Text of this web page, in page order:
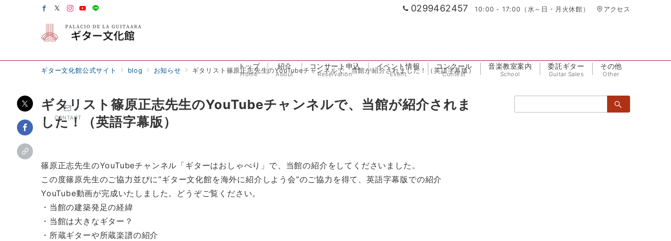
0299462457 10:00 - 17:00（水～日・月火休館） アクセス
トップ
Home
紹介
About
コンサート申込
Reservation
イベント情報
Event
コンクール
Contest
音楽教室案内
School
委託ギター
Guitar Sales
その他
Other
CONTACT
ギター文化館公式サイト blog お知らせ ギタリスト篠原正志先生のYouTubeチャンネルで、当館が紹介されました！（英語字幕版）
ギタリスト篠原正志先生のYouTubeチャンネルで、当館が紹介されま
した！（英語字幕版）
篠原正志先生のYouTubeチャンネル「ギターはおしゃべり」で、当館の紹介をしてくださいました。
この度篠原先生のご協力並びに”ギター文化館を海外に紹介しよう会”のご協力を得て、英語字幕版での紹介
YouTube動画が完成いたしました。どうぞご覧ください。
・当館の建築発足の経緯
・当館は大きなギター？
・所蔵ギターや所蔵楽譜の紹介
索：